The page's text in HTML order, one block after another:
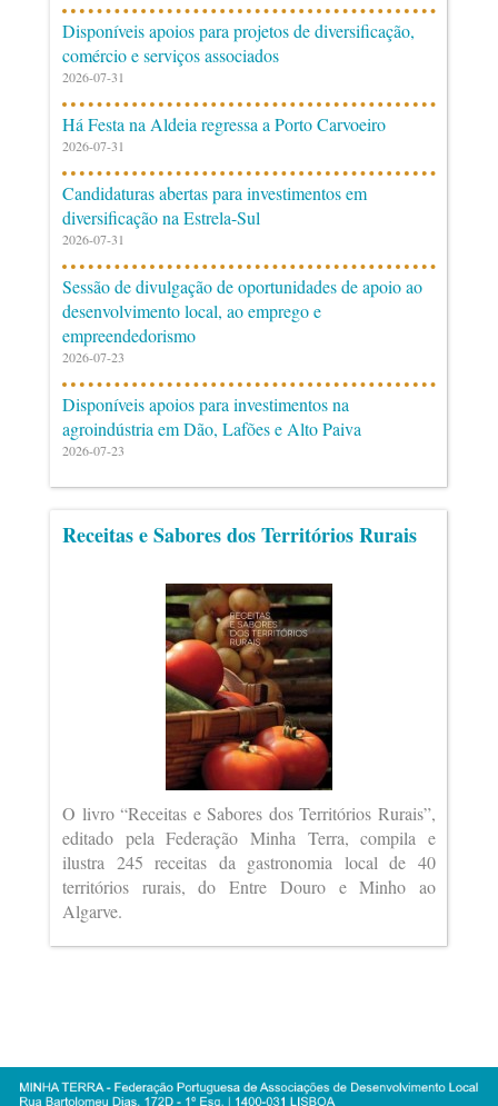
Disponíveis apoios para projetos de diversificação,
comércio e serviços associados
2026-07-31
Há Festa na Aldeia regressa a Porto Carvoeiro
2026-07-31
Candidaturas abertas para investimentos em
diversificação na Estrela-Sul
2026-07-31
Sessão de divulgação de oportunidades de apoio ao
desenvolvimento local, ao emprego e
empreendedorismo
2026-07-23
Disponíveis apoios para investimentos na
agroindústria em Dão, Lafões e Alto Paiva
2026-07-23
Receitas e Sabores dos Territórios Rurais
O livro “Receitas e Sabores dos Territórios Rurais”,
editado pela Federação Minha Terra, compila e
ilustra 245 receitas da gastronomia local de 40
territórios rurais, do Entre Douro e Minho ao
Algarve.